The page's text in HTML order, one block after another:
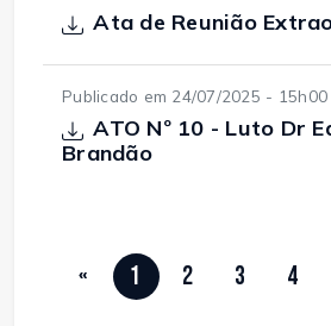
Ata de Reunião
Publicado em 24/07/2025 - 15h00
ATO Nº 10 - Luto Dr
Brandão
« 1 2 3 4